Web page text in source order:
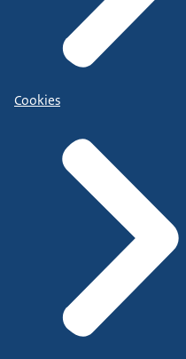
Cookies